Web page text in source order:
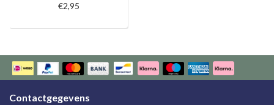
€2,95
Contactgegevens